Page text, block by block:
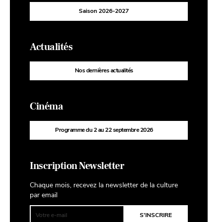
Saison 2026-2027
Actualités
Nos dernières actualités
Cinéma
Programme du 2 au 22 septembre 2026
Inscription Newsletter
Chaque mois, recevez la newsletter de la culture
par email